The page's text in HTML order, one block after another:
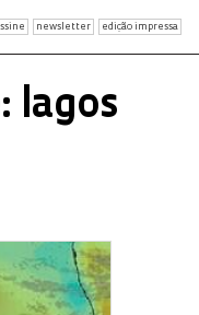
newsletter edição impressa
lagos